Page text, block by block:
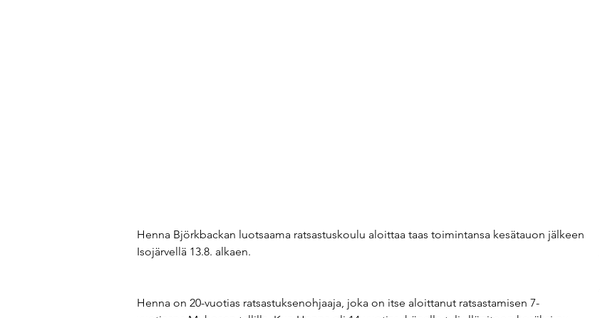
Henna Björkbackan luotsaama ratsastuskoulu aloittaa taas toimintansa kesätauon jälkeen
Isojärvellä 13.8. alkaen.
Henna on 20-vuotias ratsastuksenohjaaja, joka on itse aloittanut ratsastamisen 7-